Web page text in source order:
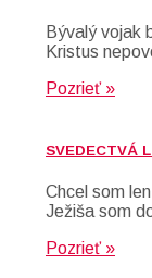
Bývalý vojak
Kristus
Pozrieť »
SVEDECTVÁ
Chcel som
Ježiša som
Pozrieť »